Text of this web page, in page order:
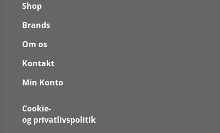
Shop
Brands
Om os
Kontakt
Min Konto
Cookie-
og privatlivspolitik